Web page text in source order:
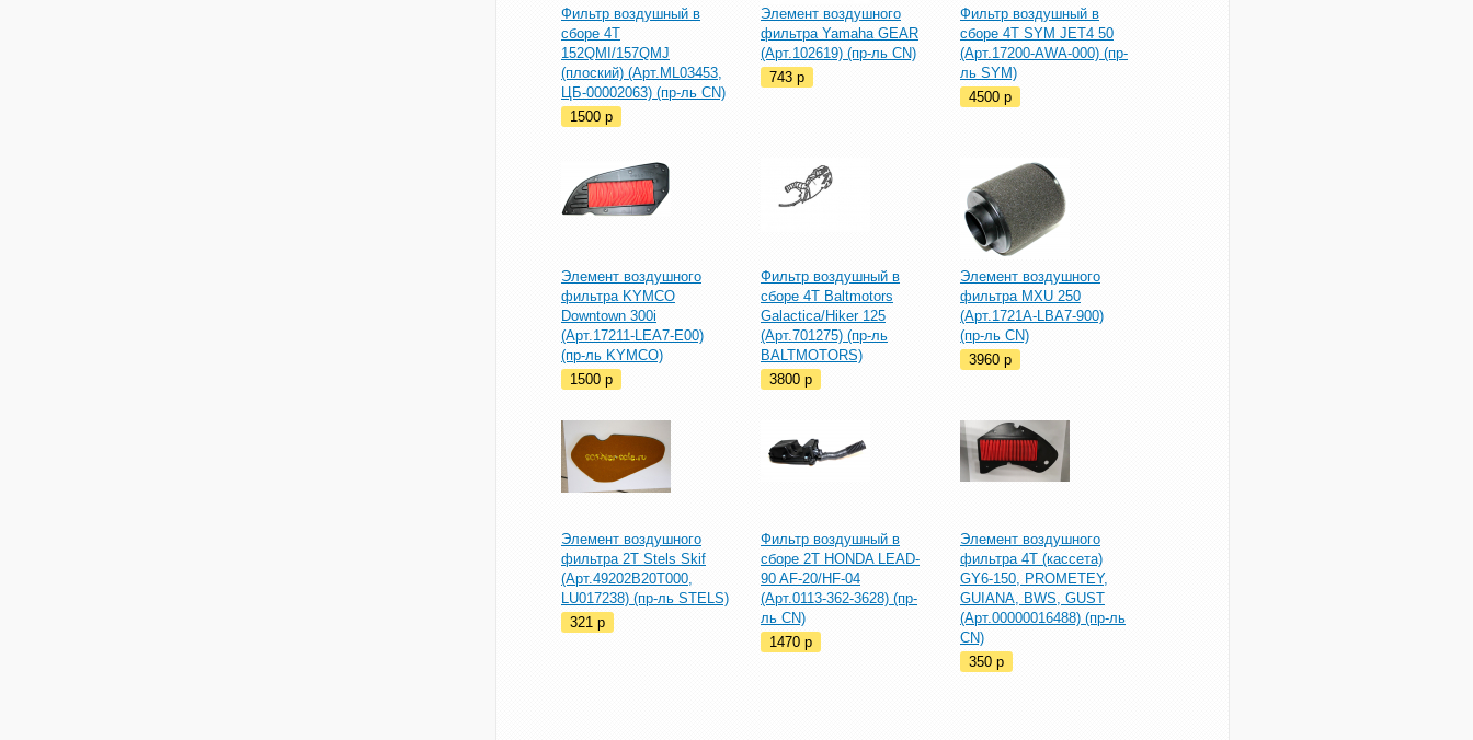
Фильтр воздушный в
сборе 4T
152QMI/157QMJ
(плоский) (Арт.ML03453,
ЦБ-00002063) (пр-ль CN)
1500 p
Элемент воздушного
фильтра Yamaha GEAR
(Арт.102619) (пр-ль CN)
743 p
Фильтр воздушный в
сборе 4T SYM JET4 50
(Арт.17200-AWA-000) (пр-
ль SYM)
4500 p
Элемент воздушного
фильтра KYMCO
Downtown 300i
(Арт.17211-LEA7-E00)
(пр-ль KYMCO)
1500 p
Фильтр воздушный в
сборе 4T Baltmotors
Galactica/Hiker 125
(Арт.701275) (пр-ль
BALTMOTORS)
3800 p
Элемент воздушного
фильтра MXU 250
(Арт.1721A-LBA7-900)
(пр-ль CN)
3960 p
Элемент воздушного
фильтра 2T Stels Skif
(Арт.49202B20T000,
LU017238) (пр-ль STELS)
321 p
Фильтр воздушный в
сборе 2T HONDA LEAD-
90 AF-20/HF-04
(Арт.0113-362-3628) (пр-
ль CN)
1470 p
Элемент воздушного
фильтра 4T (кассета)
GY6-150, PROMETEY,
GUIANA, BWS, GUST
(Арт.00000016488) (пр-ль
CN)
350 p